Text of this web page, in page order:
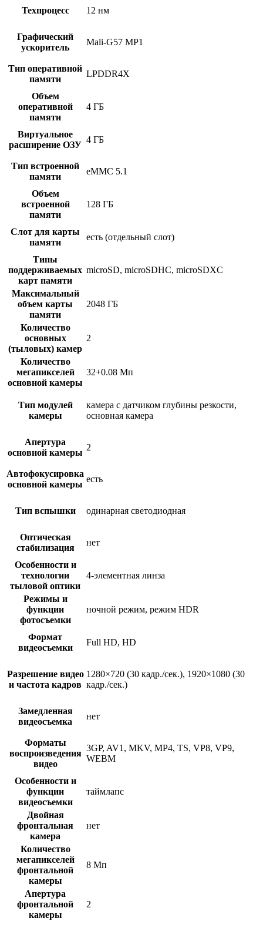
Техпроцесс 12 нм
Графический
ускоритель
Mali-G57 MP1
Тип оперативной
памяти
LPDDR4X
Объем
оперативной
памяти
4 ГБ
Виртуальное
расширение ОЗУ
4 ГБ
Тип встроенной
памяти
eMMC 5.1
Объем
встроенной
памяти
128 ГБ
Слот для карты
памяти
есть (отдельный слот)
Типы
поддерживаемых
карт памяти
microSD, microSDHC, microSDXC
Максимальный
объем карты
памяти
2048 ГБ
Количество
основных
(тыловых) камер
2
Количество
мегапикселей
основной камеры
32+0.08 Мп
Тип модулей
камеры
камера с датчиком глубины резкости,
основная камера
Апертура
основной камеры
2
Автофокусировка
основной камеры
есть
Тип вспышки одинарная светодиодная
Оптическая
стабилизация
нет
Особенности и
технологии
тыловой оптики
4-элементная линза
Режимы и
функции
фотосъемки
ночной режим, режим HDR
Формат
видеосъемки
Full HD, HD
Разрешение видео
и частота кадров
1280×720 (30 кадр./сек.), 1920×1080 (30
кадр./сек.)
Замедленная
видеосъемка
нет
Форматы
воспроизведения
видео
3GP, AV1, MKV, MP4, TS, VP8, VP9,
WEBM
Особенности и
функции
видеосъемки
таймлапс
Двойная
фронтальная
камера
нет
Количество
мегапикселей
фронтальной
камеры
8 Мп
Апертура
фронтальной
камеры
2